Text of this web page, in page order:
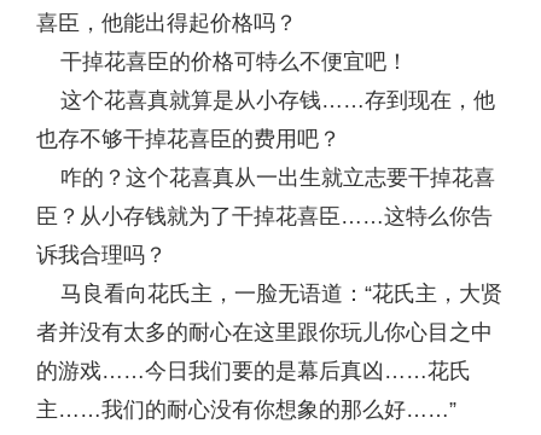
喜臣，他能出得起价格吗？
干掉花喜臣的价格可特么不便宜吧！
这个花喜真就算是从小存钱……存到现在，他
也存不够干掉花喜臣的费用吧？
咋的？这个花喜真从一出生就立志要干掉花喜
臣？从小存钱就为了干掉花喜臣……这特么你告
诉我合理吗？
马良看向花氏主，一脸无语道：“花氏主，大贤
者并没有太多的耐心在这里跟你玩儿你心目之中
的游戏……今日我们要的是幕后真凶……花氏
主……我们的耐心没有你想象的那么好……”